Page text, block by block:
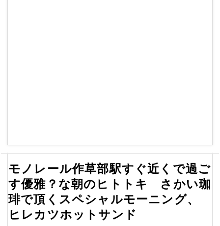
モノレール作草部駅すぐ近くで過ご
す優雅？な朝のヒトトキ さかい珈
琲で頂くスペシャルモーニング、
ヒレカツホットサンド